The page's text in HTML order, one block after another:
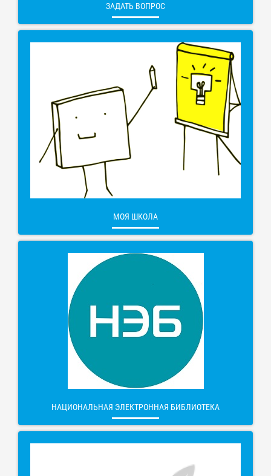
ЗАДАТЬ ВОПРОС
МОЯ ШКОЛА
НАЦИОНАЛЬНАЯ ЭЛЕКТРОННАЯ БИБЛИОТЕКА